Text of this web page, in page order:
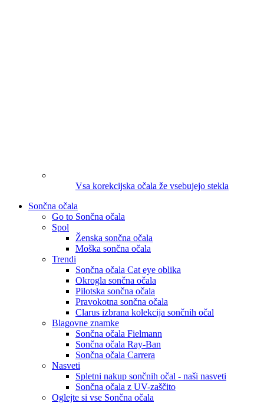
Vsa korekcijska očala že vsebujejo stekla
Sončna očala
Go to Sončna očala
Spol
Ženska sončna očala
Moška sončna očala
Trendi
Sončna očala Cat eye oblika
Okrogla sončna očala
Pilotska sončna očala
Pravokotna sončna očala
Clarus izbrana kolekcija sončnih očal
Blagovne znamke
Sončna očala Fielmann
Sončna očala Ray-Ban
Sončna očala Carrera
Nasveti
Spletni nakup sončnih očal - naši nasveti
Sončna očala z UV-zaščito
Oglejte si vse Sončna očala